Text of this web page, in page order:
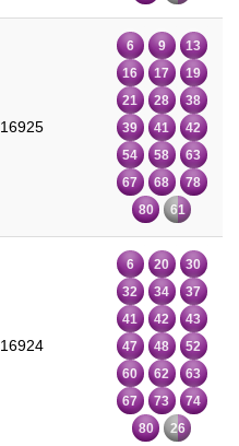
16925
6 9
13
16
17
19
21
28
38
39
41
42
54
58
63
67
68
78
80
61
16924
6 20
30
32
34
37
41
42
43
47
48
52
60
62
63
67
73
74
80
26